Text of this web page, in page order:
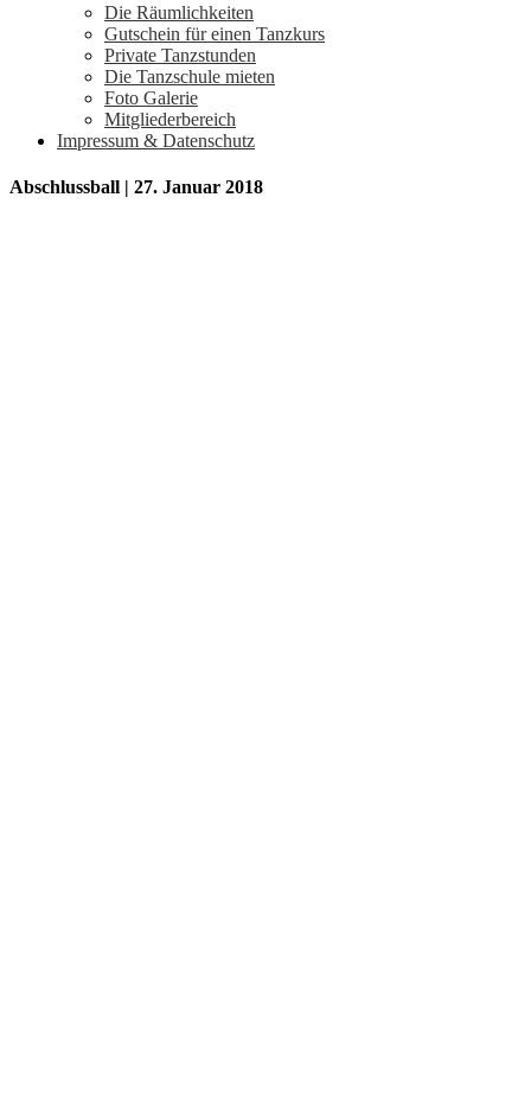
Die Räumlichkeiten
Gutschein für einen Tanzkurs
Private Tanzstunden
Die Tanzschule mieten
Foto Galerie
Mitgliederbereich
Impressum & Datenschutz
Abschlussball | 27. Januar 2018